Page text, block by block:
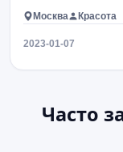
Москва Красота
2023-01-07
Часто